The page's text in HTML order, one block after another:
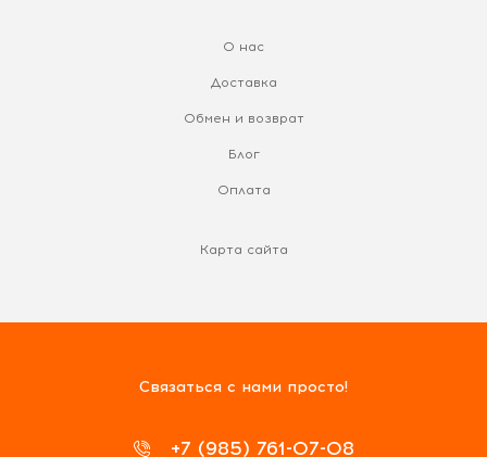
О нас
Доставка
Обмен и возврат
Блог
Оплата
Карта сайта
Связаться с нами просто!
+7 (985) 761-07-08